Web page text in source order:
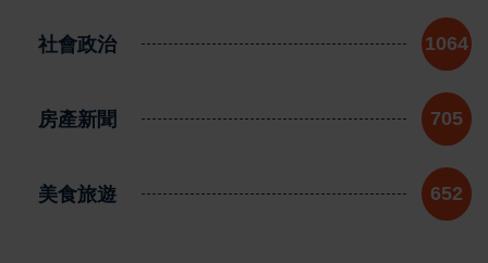
社會政治 1064
房產新聞 705
美食旅遊 652